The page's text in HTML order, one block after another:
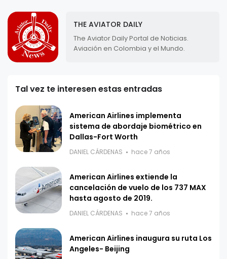
THE AVIATOR DAILY
The Aviator Daily Portal de Noticias.
Aviación en Colombia y el Mundo.
Tal vez te interesen estas entradas
American Airlines implementa
sistema de abordaje biométrico en
Dallas-Fort Worth
DANIEL CÁRDENAS hace 7 años
American Airlines extiende la
cancelación de vuelo de los 737 MAX
hasta agosto de 2019.
DANIEL CÁRDENAS hace 7 años
American Airlines inaugura su ruta Los
Angeles- Beijing